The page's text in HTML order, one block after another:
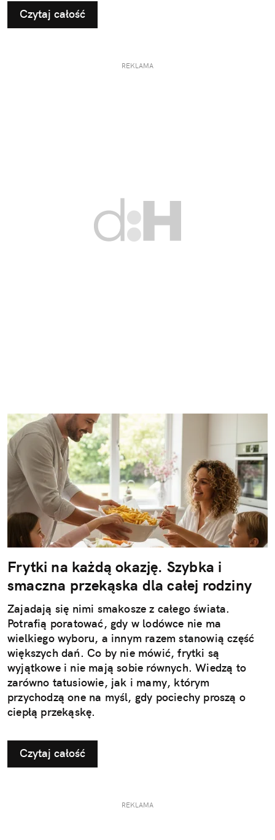
użytkowanie i odbiór.
Czytaj całość
REKLAMA
Frytki na każdą okazję. Szybka i
smaczna przekąska dla całej rodziny
Zajadają się nimi smakosze z całego świata.
Potrafią poratować, gdy w lodówce nie ma
wielkiego wyboru, a innym razem stanowią część
większych dań. Co by nie mówić, frytki są
wyjątkowe i nie mają sobie równych. Wiedzą to
zarówno tatusiowie, jak i mamy, którym
przychodzą one na myśl, gdy pociechy proszą o
ciepłą przekąskę.
Czytaj całość
REKLAMA